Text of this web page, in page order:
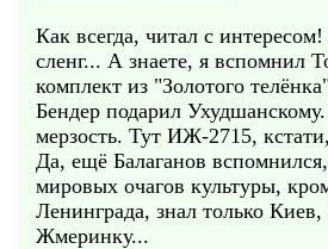
Как всегда, читал с
сленг... А знаете, я вспомнил
комплект из "Золотого
Бендер подарил
мерзость. Тут ИЖ-2715,
Да, ещё Балаганов
мировых очагов культуры,
Ленинграда, знал только
Жмеринку...